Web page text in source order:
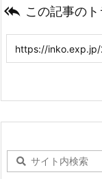
 この記事の